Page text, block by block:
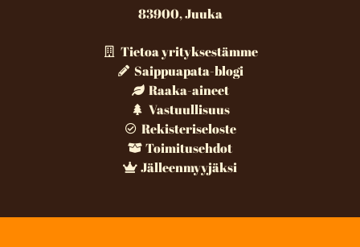
83900, Juuka
Tietoa yrityksestämme
Saippuapata-blogi
Raaka-aineet
Vastuullisuus
Rekisteriseloste
Toimitusehdot
Jälleenmyyjäksi